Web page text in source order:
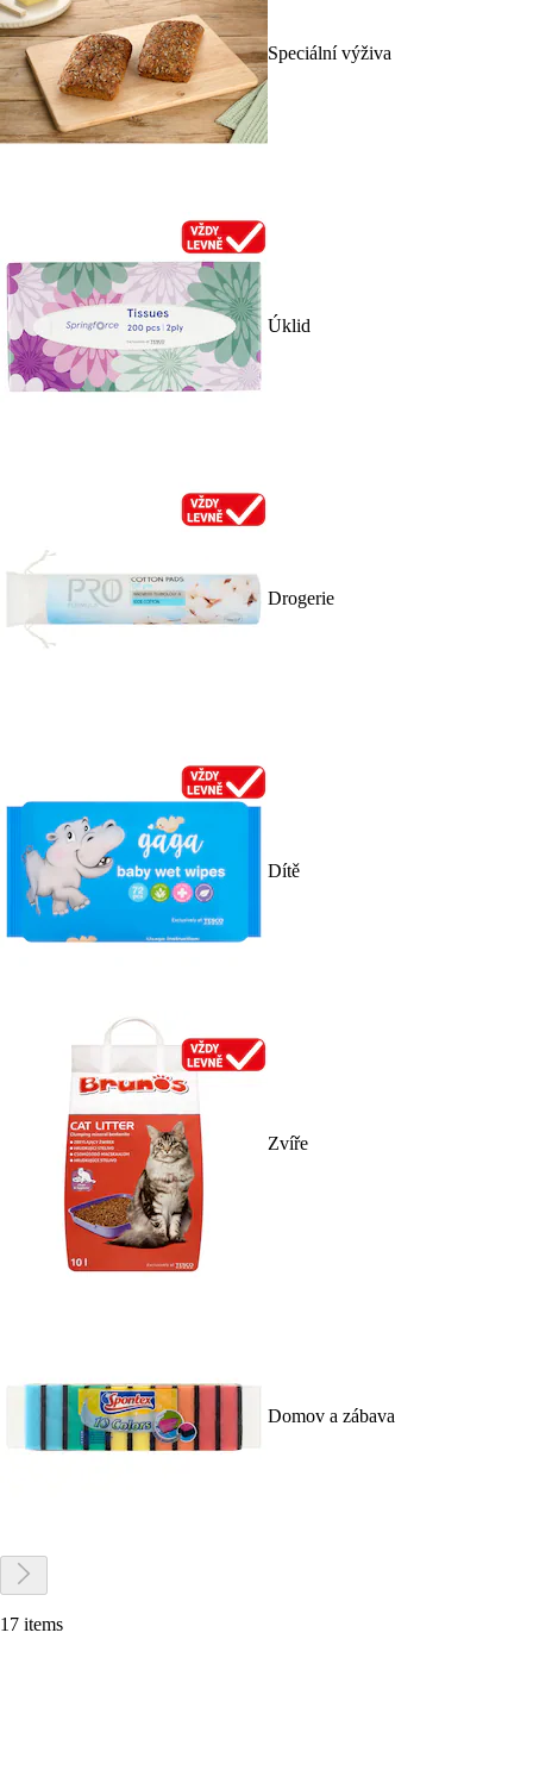
Speciální výživa
Úklid
Drogerie
Dítě
Zvíře
Domov a zábava
17 items